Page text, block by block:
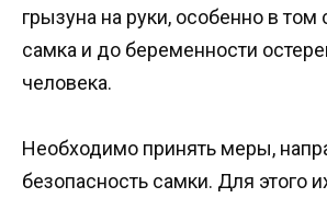
грызуна на руки, особенно в том
самка и до беременности
человека.
Необходимо принять меры,
безопасность самки. Для этого